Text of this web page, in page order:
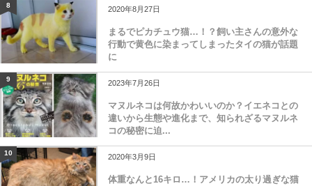
8 2020年8月27日
まるでピカチュウ猫…！？飼い主さんの意外な
行動で黄色に染まってしまったタイの猫が話題
に
9 2023年7月26日
マヌルネコは何故かわいいのか？イエネコとの
違いから生態や進化まで、知られざるマヌルネ
コの秘密に迫...
10 2020年3月9日
体重なんと16キロ…！アメリカの太り過ぎな猫